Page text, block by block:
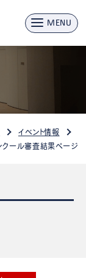
MENU
イベント情報
ール審査結果ページ